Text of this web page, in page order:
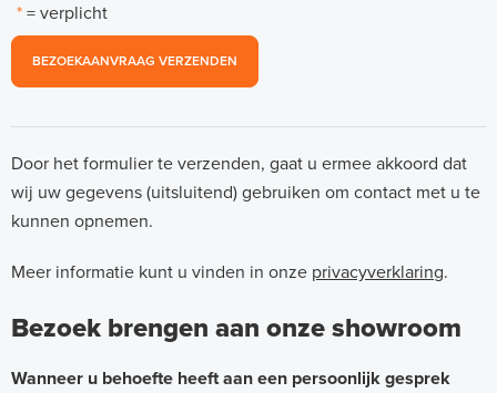
* = verplicht
BEZOEKAANVRAAG VERZENDEN
Door het formulier te verzenden, gaat u ermee akkoord dat
wij uw gegevens (uitsluitend) gebruiken om contact met u te
kunnen opnemen.
Meer informatie kunt u vinden in onze privacyverklaring.
Bezoek brengen aan onze showroom
Wanneer u behoefte heeft aan een persoonlijk gesprek